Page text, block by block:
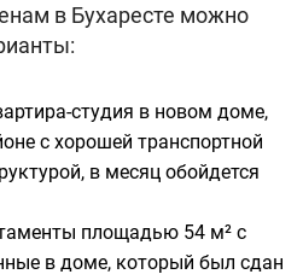
в Бухаресте можно
студия в новом доме,
с хорошей транспортной
в месяц обойдется
площадью 54 м² с
в доме, который был сдан